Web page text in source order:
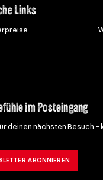
Links
im Posteingang
deinen nächsten Besuch
ABONNIEREN